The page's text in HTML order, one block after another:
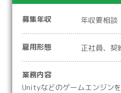
募集年収 年収要相談
雇用形態 正社員、契
業務内容
Unityなどのゲームエンジン